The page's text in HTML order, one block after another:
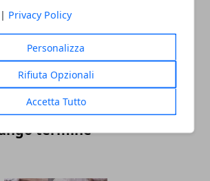
| Privacy Policy
Personalizza
Rifiuta Opzionali
Accetta Tutto
professionista? affidati al
termine